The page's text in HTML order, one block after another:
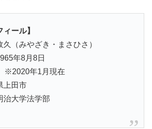
ィール】
（みやざき・まさひさ）
年8月8日
※2020年1月現在
上田市
治大学法学部